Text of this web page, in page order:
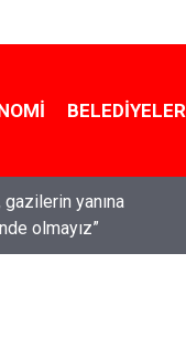
BELEDIYELER
yanına
olmayız”